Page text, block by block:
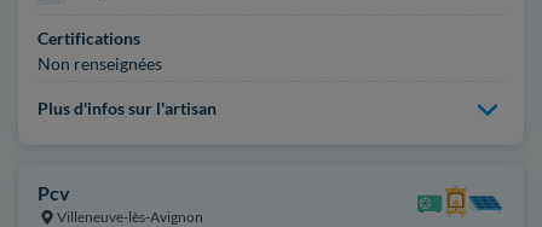
Certifications
Non renseignées
Plus d'infos sur l'artisan
Pcv
Villeneuve-lès-Avignon